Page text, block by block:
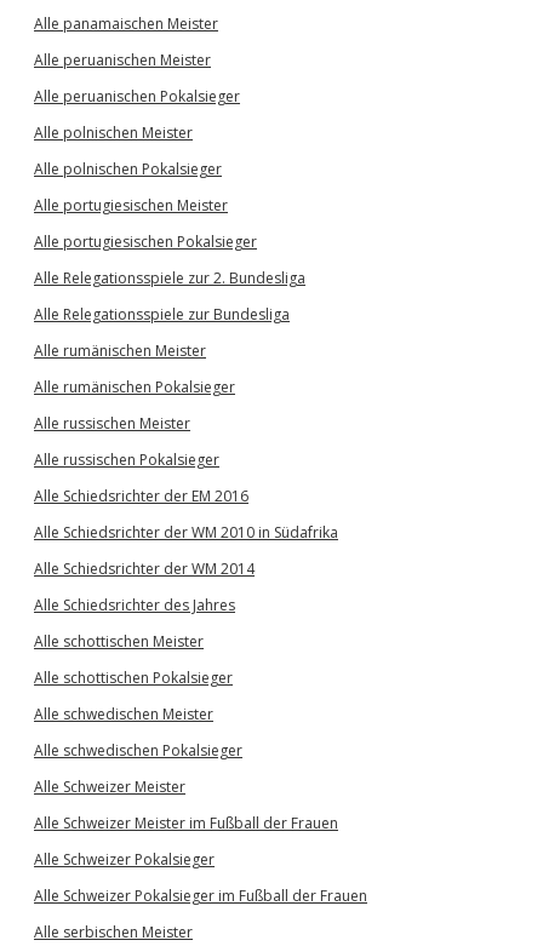
Alle panamaischen Meister
Alle peruanischen Meister
Alle peruanischen Pokalsieger
Alle polnischen Meister
Alle polnischen Pokalsieger
Alle portugiesischen Meister
Alle portugiesischen Pokalsieger
Alle Relegationsspiele zur 2. Bundesliga
Alle Relegationsspiele zur Bundesliga
Alle rumänischen Meister
Alle rumänischen Pokalsieger
Alle russischen Meister
Alle russischen Pokalsieger
Alle Schiedsrichter der EM 2016
Alle Schiedsrichter der WM 2010 in Südafrika
Alle Schiedsrichter der WM 2014
Alle Schiedsrichter des Jahres
Alle schottischen Meister
Alle schottischen Pokalsieger
Alle schwedischen Meister
Alle schwedischen Pokalsieger
Alle Schweizer Meister
Alle Schweizer Meister im Fußball der Frauen
Alle Schweizer Pokalsieger
Alle Schweizer Pokalsieger im Fußball der Frauen
Alle serbischen Meister